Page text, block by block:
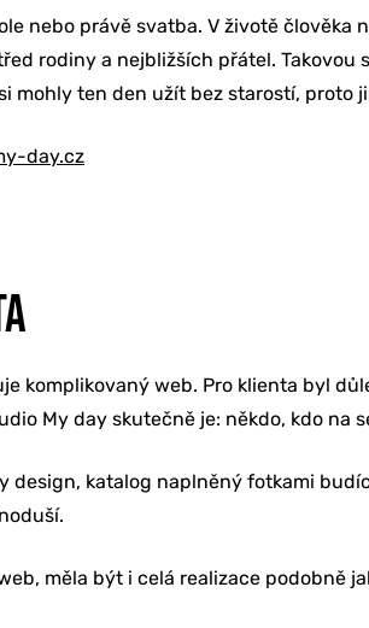
MARKETING
&
nebo právě svatba. V životě
rodiny a nejbližších přátel.
mohly ten den užít bez starostí, proto
day.cz
komplikovaný web. Pro klienta byl
My day skutečně je: někdo, kdo
design, katalog naplněný fotkami
měla být i celá realizace podobně